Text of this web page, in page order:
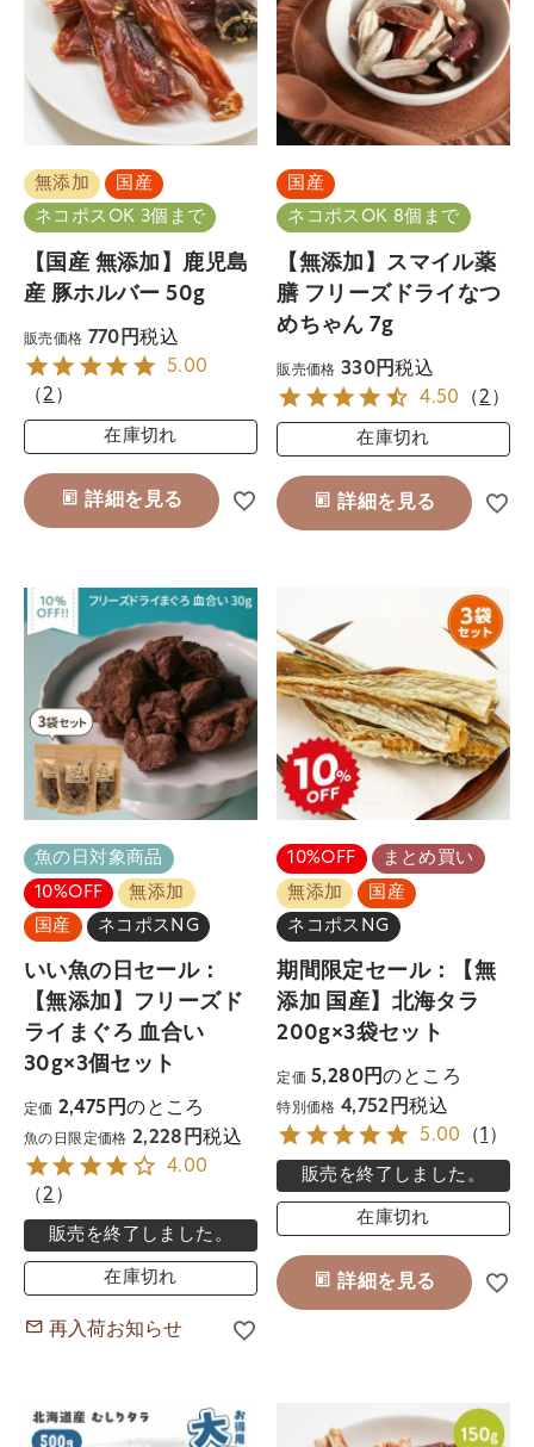
無添加
国産
ネコポスOK 3個まで
【国産 無添加】鹿児島
産 豚ホルバー 50g
販売価格 770 税込
5.00
（2 ）
在庫切れ
詳細を見る
国産
ネコポスOK 8個まで
【無添加】スマイル薬
膳 フリーズドライなつ
めちゃん 7g
販売価格 330 税込
4.50 （2 ）
在庫切れ
詳細を見る
魚の日対象商品
10%OFF
無添加
国産
ネコポスNG
いい魚の日セール：
【無添加】フリーズド
ライまぐろ 血合い
30g×3個セット
定価 2,475 のところ
魚の日限定価格 2,228 税込
4.00
（2 ）
販売を終了しました。
在庫切れ
再入荷お知らせ
10%OFF
まとめ買い
無添加
国産
ネコポスNG
期間限定セール：【無
添加 国産】北海タラ
200g×3袋セット
定価 5,280 のところ
特別価格 4,752 税込
5.00 （1 ）
販売を終了しました。
在庫切れ
詳細を見る